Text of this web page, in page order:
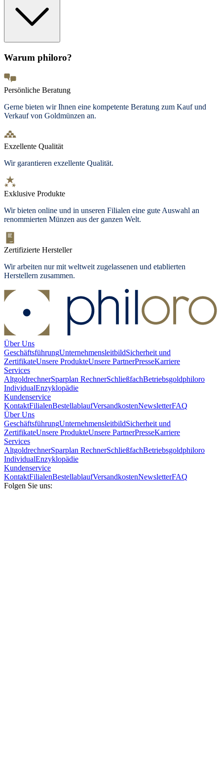
Warum philoro?
Persönliche Beratung
Gerne bieten wir Ihnen eine kompetente Beratung zum Kauf und
Verkauf von Goldmünzen an.
Exzellente Qualität
Wir garantieren exzellente Qualität.
Exklusive Produkte
Wir bieten online und in unseren Filialen eine gute Auswahl an
renommierten Münzen aus der ganzen Welt.
Zertifizierte Hersteller
Wir arbeiten nur mit weltweit zugelassenen und etablierten
Herstellern zusammen.
Über Uns
GeschäftsführungUnternehmensleitbildSicherheit und
ZertifikateUnsere ProdukteUnsere PartnerPresseKarriere
Services
AltgoldrechnerSparplan RechnerSchließfachBetriebsgoldphiloro
IndividualEnzyklopädie
Kundenservice
KontaktFilialenBestellablaufVersandkostenNewsletterFAQ
Über Uns
GeschäftsführungUnternehmensleitbildSicherheit und
ZertifikateUnsere ProdukteUnsere PartnerPresseKarriere
Services
AltgoldrechnerSparplan RechnerSchließfachBetriebsgoldphiloro
IndividualEnzyklopädie
Kundenservice
KontaktFilialenBestellablaufVersandkostenNewsletterFAQ
Folgen Sie uns: